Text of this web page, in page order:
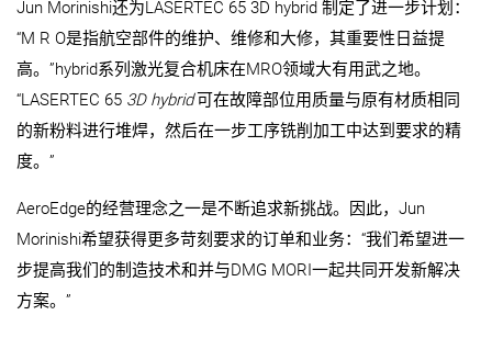
Jun Morinishi还为LASERTEC 65 3D hybrid 制定了进一步计划：
“M R O是指航空部件的维护、维修和大修，其重要性日益提
高。”hybrid系列激光复合机床在MRO领域大有用武之地。
“LASERTEC 65 3D hybrid可在故障部位用质量与原有材质相同
的新粉料进行堆焊，然后在一步工序铣削加工中达到要求的精
度。”
AeroEdge的经营理念之一是不断追求新挑战。因此，Jun
Morinishi希望获得更多苛刻要求的订单和业务：“我们希望进一
步提高我们的制造技术和并与DMG MORI一起共同开发新解决
方案。”